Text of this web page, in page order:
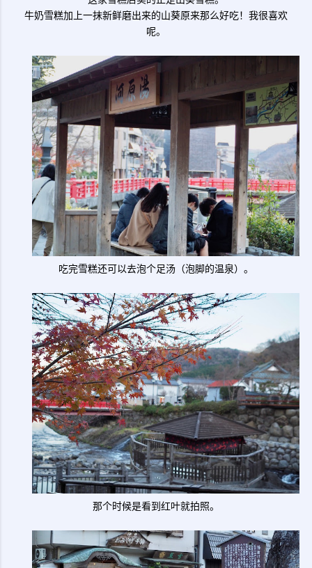
牛奶雪糕加上一抹新鲜磨出来的山葵原来那么好吃！我很喜欢
呢。
吃完雪糕还可以去泡个足汤（泡脚的温泉）。
那个时候是看到红叶就拍照。